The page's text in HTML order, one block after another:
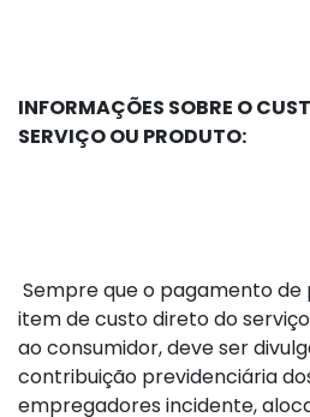
INFORMAÇÕES SOBRE O
SERVIÇO OU PRODUTO:
Sempre que o pagamento de
item de custo direto do
ao consumidor, deve ser
contribuição previdenciária
empregadores incidente,